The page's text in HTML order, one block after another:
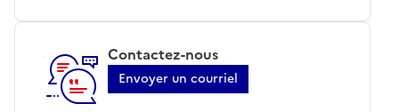
Contactez-nous
Envoyer un courriel